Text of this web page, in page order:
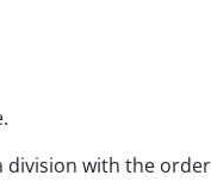
with the